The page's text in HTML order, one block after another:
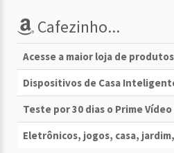
Cafezinho...
Acesse a maior loja de
Dispositivos de Casa
Teste por 30 dias o Prime Vídeo
Eletrônicos, jogos, casa,